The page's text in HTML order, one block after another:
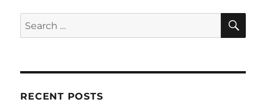
Search
for:
RECENT POSTS